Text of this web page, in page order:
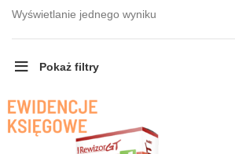
Wyświetlanie jednego wyniku
Pokaż filtry